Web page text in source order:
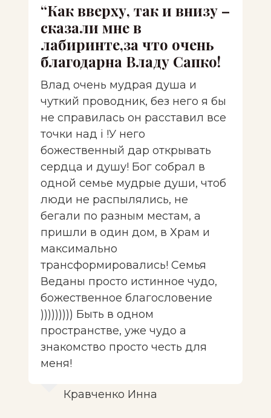
“Как вверху, так и внизу –
сказали мне в
лабиринте,за что очень
благодарна Владу Сапко!
Влад очень мудрая душа и
чуткий проводник, без него я бы
не справилась он расставил все
точки над i !У него
божественный дар открывать
сердца и душу! Бог собрал в
одной семье мудрые души, чтоб
люди не распылялись, не
бегали по разным местам, а
пришли в один дом, в Храм и
максимально
трансформировались! Семья
Веданы просто истинное чудо,
божественное благословение
))))))))) Быть в одном
пространстве, уже чудо а
знакомство просто честь для
меня!
Кравченко Инна